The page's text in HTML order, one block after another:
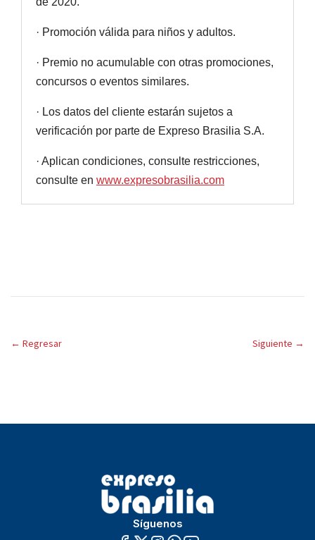
· Promoción válida para niños y adultos.
· Premio no acumulable con otras promociones,
concursos o eventos similares.
· Los datos del cliente estarán sujetos a
verificación por parte de Expreso Brasilia S.A.
· Aplican condiciones, consulte restricciones,
consulte en www.expresobrasilia.com
← Regresar Siguiente →
Síguenos